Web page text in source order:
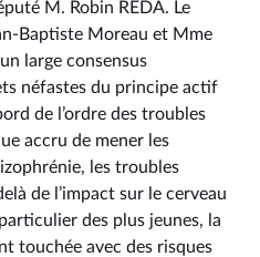
M. Robin REDA. Le
Baptiste Moreau et Mme
large consensus
néfastes du principe actif
de l’ordre des troubles
accru de mener les
les troubles
de l’impact sur le cerveau
des plus jeunes, la
touchée avec des risques